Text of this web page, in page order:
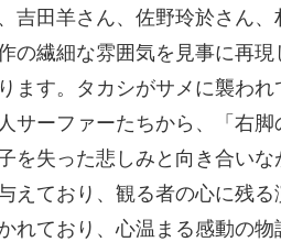
吉田羊さん、佐野玲於さん
繊細な雰囲気を見事に再
す。タカシがサメに襲わ
ーファーたちから、「右
失った悲しみと向き合い
ており、観る者の心に残
ており、心温まる感動の